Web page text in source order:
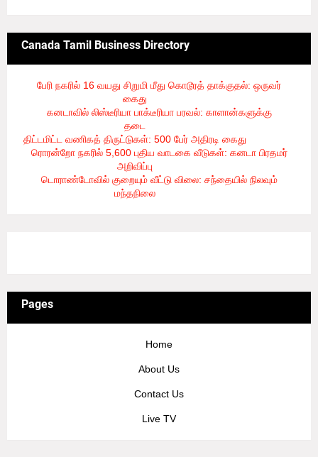
Canada Tamil Business Directory
பேரி நகரில் 16 வயது சிறுமி மீது கொடூரத் தாக்குதல்: ஒருவர்
கைது
கனடாவில் லிஸ்டீரியா பாக்டீரியா பரவல்: காளான்களுக்கு
தடை
திட்டமிட்ட வணிகத் திருட்டுகள்: 500 பேர் அதிரடி கைது
ரொரன்றோ நகரில் 5,600 புதிய வாடகை வீடுகள்: கனடா பிரதமர்
அறிவிப்பு
டொராண்டோவில் குறையும் வீட்டு விலை: சந்தையில் நிலவும்
மந்தநிலை- 8/6/2026
Pages
Home
About Us
Contact Us
Live TV